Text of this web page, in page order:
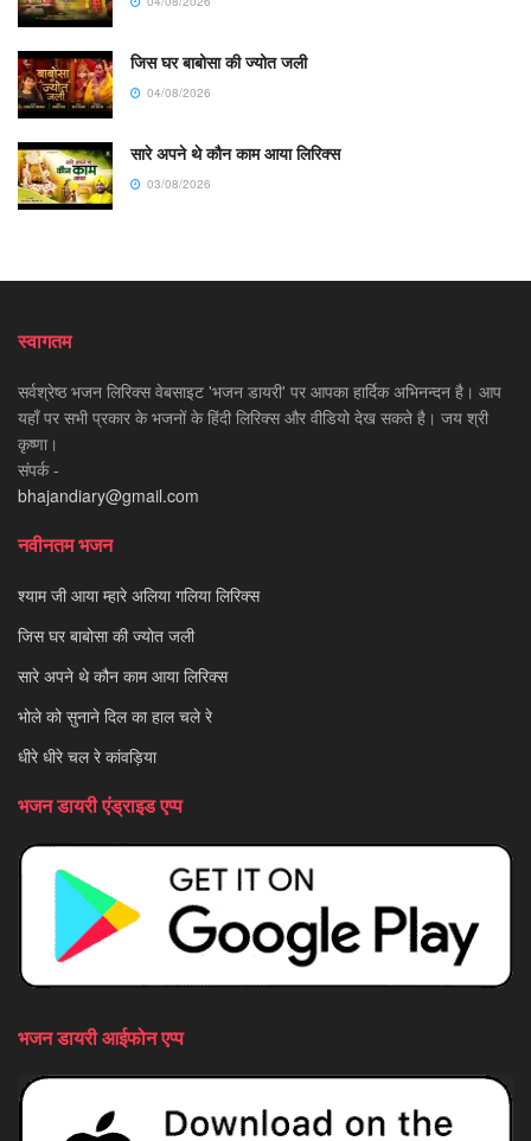
जिस घर बाबोसा की ज्योत जली
04/08/2026
सारे अपने थे कौन काम आया लिरिक्स
03/08/2026
स्वागतम
सर्वश्रेष्ठ भजन लिरिक्स वेबसाइट 'भजन डायरी' पर आपका हार्दिक अभिनन्दन है। आप
यहाँ पर सभी प्रकार के भजनों के हिंदी लिरिक्स और वीडियो देख सकते है। जय श्री
कृष्णा।
संपर्क -
bhajandiary@gmail.com
नवीनतम भजन
श्याम जी आया म्हारे अलिया गलिया लिरिक्स
जिस घर बाबोसा की ज्योत जली
सारे अपने थे कौन काम आया लिरिक्स
भोले को सुनाने दिल का हाल चले रे
धीरे धीरे चल रे कांवड़िया
भजन डायरी एंड्राइड एप्प
भजन डायरी आईफोन एप्प